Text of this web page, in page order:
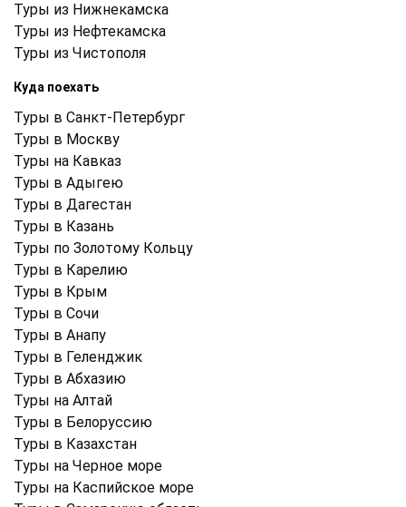
Туры из Нижнекамска
Туры из Нефтекамска
Туры из Чистополя
Куда поехать
Туры в Санкт-Петербург
Туры в Москву
Туры на Кавказ
Туры в Адыгею
Туры в Дагестан
Туры в Казань
Туры по Золотому Кольцу
Туры в Карелию
Туры в Крым
Туры в Cочи
Туры в Анапу
Туры в Геленджик
Туры в Абхазию
Туры на Алтай
Туры в Белоруссию
Туры в Казахстан
Туры на Черное море
Туры на Каспийское море